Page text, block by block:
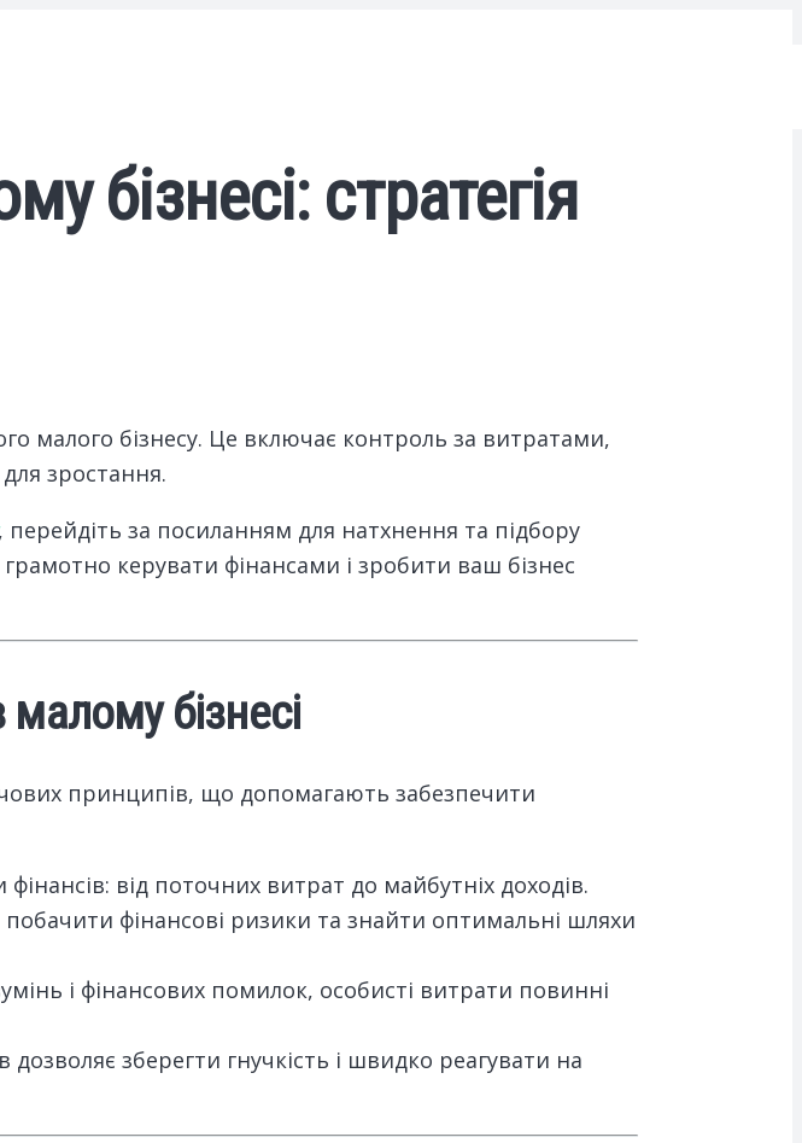
бізнесі: стратегія
малого бізнесу. Це включає контроль за витратами,
зростання.
перейдіть за посиланням для натхнення та підбору
керувати фінансами і зробити ваш бізнес
бізнесі
принципів, що допомагають забезпечити
від поточних витрат до майбутніх доходів.
фінансові ризики та знайти оптимальні шляхи
і фінансових помилок, особисті витрати повинні
зберегти гнучкість і швидко реагувати на